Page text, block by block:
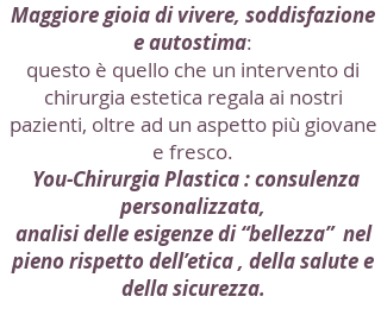
Maggiore gioia di vivere, soddisfazione
e autostima:
questo è quello che un intervento di
chirurgia estetica regala ai nostri
pazienti, oltre ad un aspetto più giovane
e fresco.
You-Chirurgia Plastica : consulenza
personalizzata,
analisi delle esigenze di “bellezza” nel
pieno rispetto dell’etica , della salute e
della sicurezza.